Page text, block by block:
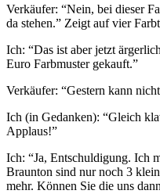
Verkäufer: “Nein, bei dieser
da stehen.” Zeigt auf vier
Ich: “Das ist aber jetzt
Euro Farbmuster gekauft.”
Verkäufer: “Gestern kann
Ich (in Gedanken): “Gleich
Applaus!”
Ich: “Ja, Entschuldigung. Ich
Braunton sind nur noch 3
mehr. Können Sie die uns